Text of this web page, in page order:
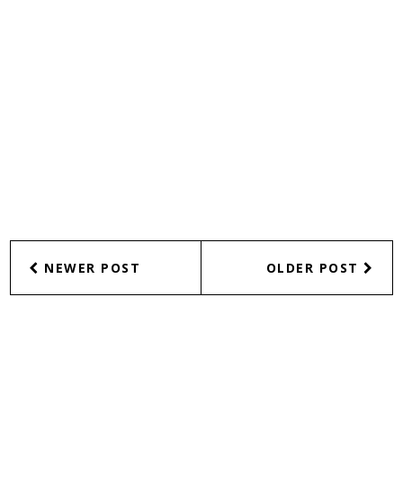
NEWER POST OLDER POST